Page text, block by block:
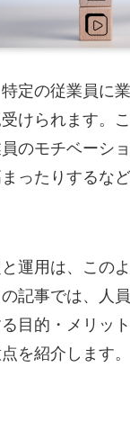
定の従業員に
けられます。
のモチベーシ
ったりするな
運用は、この
記事では、人
目的・メリッ
を紹介します。